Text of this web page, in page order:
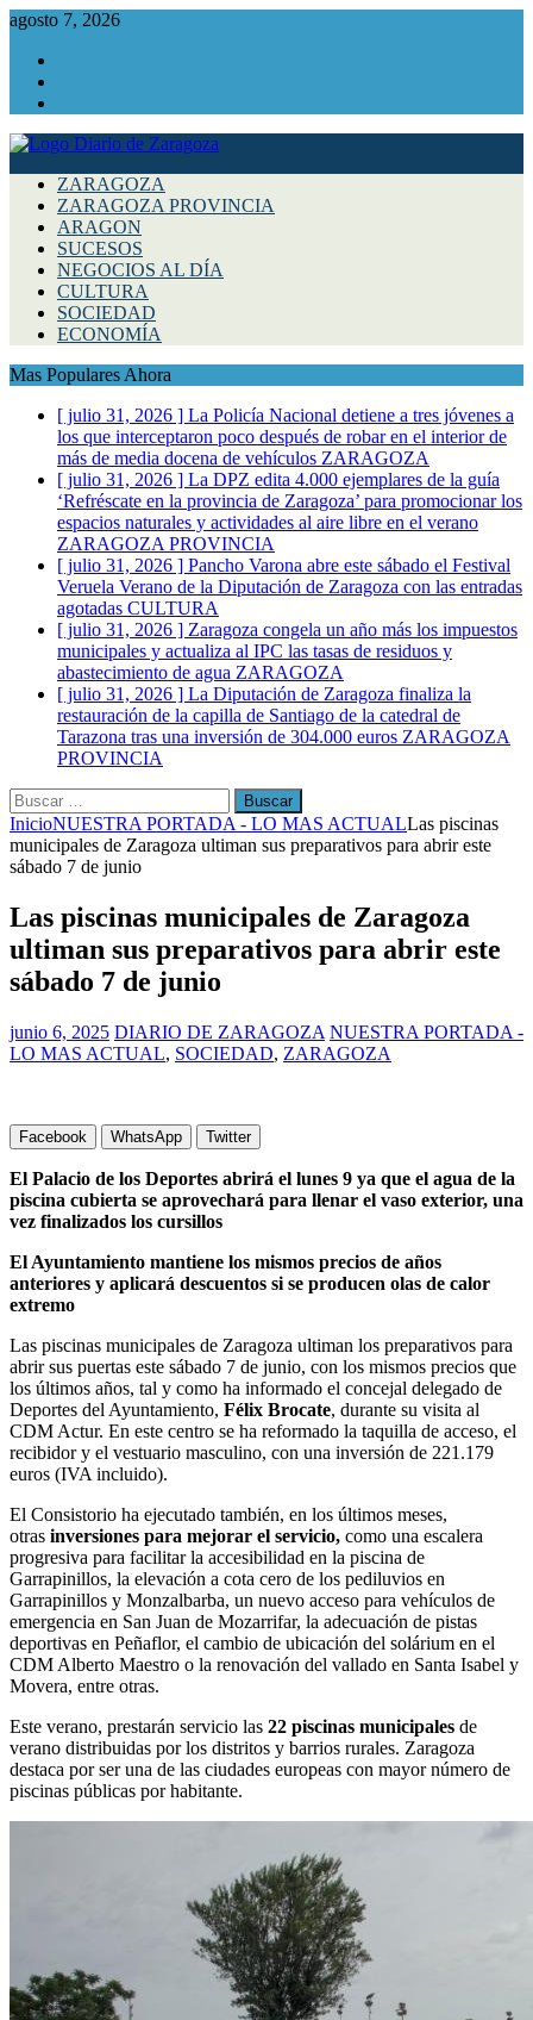
agosto 7, 2026
ZARAGOZA
ZARAGOZA PROVINCIA
ARAGON
SUCESOS
NEGOCIOS AL DÍA
CULTURA
SOCIEDAD
ECONOMÍA
Mas Populares Ahora
[ julio 31, 2026 ] La Policía Nacional detiene a tres jóvenes a
los que interceptaron poco después de robar en el interior de
más de media docena de vehículos ZARAGOZA
[ julio 31, 2026 ] La DPZ edita 4.000 ejemplares de la guía
‘Refréscate en la provincia de Zaragoza’ para promocionar los
espacios naturales y actividades al aire libre en el verano
ZARAGOZA PROVINCIA
[ julio 31, 2026 ] Pancho Varona abre este sábado el Festival
Veruela Verano de la Diputación de Zaragoza con las entradas
agotadas CULTURA
[ julio 31, 2026 ] Zaragoza congela un año más los impuestos
municipales y actualiza al IPC las tasas de residuos y
abastecimiento de agua ZARAGOZA
[ julio 31, 2026 ] La Diputación de Zaragoza finaliza la
restauración de la capilla de Santiago de la catedral de
Tarazona tras una inversión de 304.000 euros ZARAGOZA
PROVINCIA
Buscar:
InicioNUESTRA PORTADA - LO MAS ACTUALLas piscinas
municipales de Zaragoza ultiman sus preparativos para abrir este
sábado 7 de junio
Las piscinas municipales de Zaragoza
ultiman sus preparativos para abrir este
sábado 7 de junio
junio 6, 2025 DIARIO DE ZARAGOZA NUESTRA PORTADA -
LO MAS ACTUAL, SOCIEDAD, ZARAGOZA
Facebook WhatsApp Twitter
El Palacio de los Deportes abrirá el lunes 9 ya que el agua de la
piscina cubierta se aprovechará para llenar el vaso exterior, una
vez finalizados los cursillos
El Ayuntamiento mantiene los mismos precios de años
anteriores y aplicará descuentos si se producen olas de calor
extremo
Las piscinas municipales de Zaragoza ultiman los preparativos para
abrir sus puertas este sábado 7 de junio, con los mismos precios que
los últimos años, tal y como ha informado el concejal delegado de
Deportes del Ayuntamiento, Félix Brocate, durante su visita al
CDM Actur. En este centro se ha reformado la taquilla de acceso, el
recibidor y el vestuario masculino, con una inversión de 221.179
euros (IVA incluido).
El Consistorio ha ejecutado también, en los últimos meses,
otras inversiones para mejorar el servicio, como una escalera
progresiva para facilitar la accesibilidad en la piscina de
Garrapinillos, la elevación a cota cero de los pediluvios en
Garrapinillos y Monzalbarba, un nuevo acceso para vehículos de
emergencia en San Juan de Mozarrifar, la adecuación de pistas
deportivas en Peñaflor, el cambio de ubicación del solárium en el
CDM Alberto Maestro o la renovación del vallado en Santa Isabel y
Movera, entre otras.
Este verano, prestarán servicio las 22 piscinas municipales de
verano distribuidas por los distritos y barrios rurales. Zaragoza
destaca por ser una de las ciudades europeas con mayor número de
piscinas públicas por habitante.